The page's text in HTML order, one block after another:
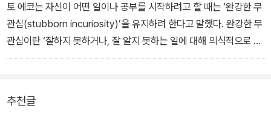
토 에코는 자신이 어떤 일이나 공부를 시작하려고 할 때는 ‘완강한 무
관심(stubborn incuriosity)’을 유지하려 한다고 말했다. 완강한 무
관심이란 ‘잘하지 못하거나, 잘 알지 못하는 일에 대해 의식적으로 관
심을 줄여 가는 행동’을 의미한다. 그의 자기 고백을 보면서, 내 고민
이에 지금 할 수 있는 일이 존재한다는 점도 알게 되었다.
추천글